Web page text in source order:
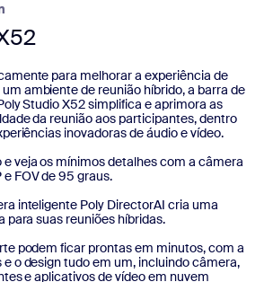
para melhorar a experiência de
ambiente de reunião híbrido, a barra de
Studio X52 simplifica e aprimora as
da reunião aos participantes, dentro
inovadoras de áudio e vídeo.
veja os mínimos detalhes com a câmera
FOV de 95 graus.
inteligente Poly DirectorAI cria uma
para suas reuniões híbridas.
podem ficar prontas em minutos, com a
o design tudo em um, incluindo câmera,
e aplicativos de vídeo em nuvem